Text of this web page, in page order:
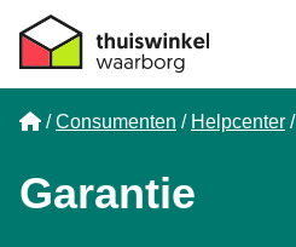
Home
Consumenten Helpcenter
Garantie